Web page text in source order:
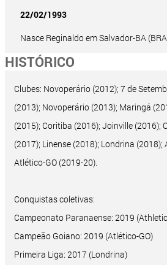
22/02/1993
Nasce Reginaldo em Salvador-BA
HISTÓRICO
Clubes: Novoperário (2012); 7 de
(2013); Novoperário (2013); Maringá
(2015); Coritiba (2016); Joinville (2016);
(2017); Linense (2018); Londrina (2018);
Atlético-GO (2019-20).
Conquistas coletivas:
Campeonato Paranaense: 2019
Campeão Goiano: 2019 (Atlético-GO)
Primeira Liga: 2017 (Londrina)